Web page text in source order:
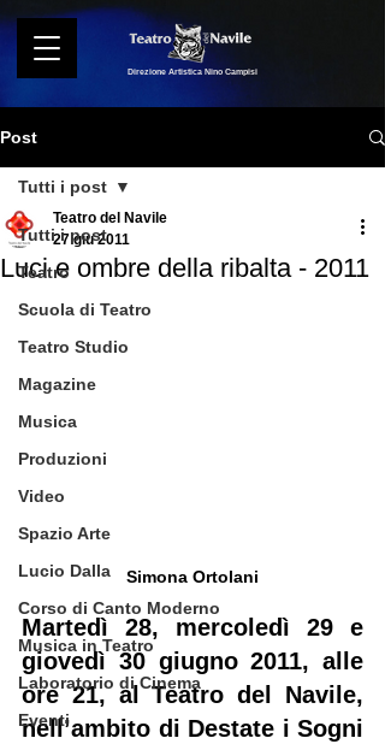
Direzione Artistica Nino Campisi
Post
Tutti i post
Teatro
Scuola di Teatro
Teatro Studio
Magazine
Musica
Produzioni
Video
Spazio Arte
Lucio Dalla
Corso di Canto Moderno
Musica in Teatro
Laboratorio di Cinema
Eventi
Tutti i post
Luci e ombre della ribalta - 2011
Teatro del Navile
27 giu 2011
Simona Ortolani
Martedì 28, mercoledì 29 e
giovedì 30 giugno 2011, alle
ore 21, al Teatro del Navile,
nell’ambito di Destate i Sogni